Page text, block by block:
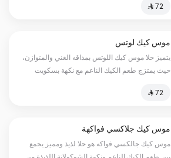
يكمن في طبقة الفاكهة الطازجة والعصيرية من
⁨⁦‪‬ 72⁩
موس كيك لوتس
يتميز حلا موس كيك اللوتس بمذاقه الغني والمتوازن،
حيث يمتزج طعم الكيك الناعم مع نكهة بسكويت
الحرارية:١٣٠سعرة حرارية
⁨⁦‪‬ 72⁩
موس كيك جلاكسي فواكهة
موس كيك جالكسي فواكه هو حلا لذيذ ومميز يجمع